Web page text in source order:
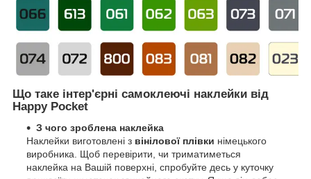
Що таке інтер'єрні самоклеючі наклейки від
Happy Pocket
З чого зроблена наклейка
Наклейки виготовлені з вінілової плівки німецького
виробника. Щоб перевірити, чи триматиметься
наклейка на Вашій поверхні, спробуйте десь у куточку